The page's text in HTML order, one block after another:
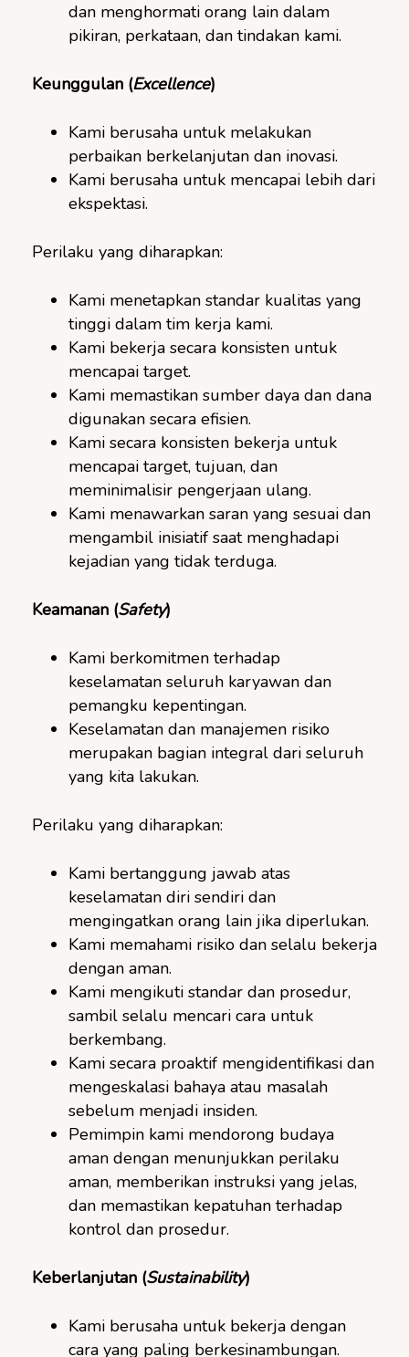
dan menghormati orang lain dalam
pikiran, perkataan, dan tindakan kami.
Keunggulan (Excellence)
Kami berusaha untuk melakukan
perbaikan berkelanjutan dan inovasi.
Kami berusaha untuk mencapai lebih dari
ekspektasi.
Perilaku yang diharapkan:
Kami menetapkan standar kualitas yang
tinggi dalam tim kerja kami.
Kami bekerja secara konsisten untuk
mencapai target.
Kami memastikan sumber daya dan dana
digunakan secara efisien.
Kami secara konsisten bekerja untuk
mencapai target, tujuan, dan
meminimalisir pengerjaan ulang.
Kami menawarkan saran yang sesuai dan
mengambil inisiatif saat menghadapi
kejadian yang tidak terduga.
Keamanan (Safety)
Kami berkomitmen terhadap
keselamatan seluruh karyawan dan
pemangku kepentingan.
Keselamatan dan manajemen risiko
merupakan bagian integral dari seluruh
yang kita lakukan.
Perilaku yang diharapkan:
Kami bertanggung jawab atas
keselamatan diri sendiri dan
mengingatkan orang lain jika diperlukan.
Kami memahami risiko dan selalu bekerja
dengan aman.
Kami mengikuti standar dan prosedur,
sambil selalu mencari cara untuk
berkembang.
Kami secara proaktif mengidentifikasi dan
mengeskalasi bahaya atau masalah
sebelum menjadi insiden.
Pemimpin kami mendorong budaya
aman dengan menunjukkan perilaku
aman, memberikan instruksi yang jelas,
dan memastikan kepatuhan terhadap
kontrol dan prosedur.
Keberlanjutan (Sustainability)
Kami berusaha untuk bekerja dengan
cara yang paling berkesinambungan.